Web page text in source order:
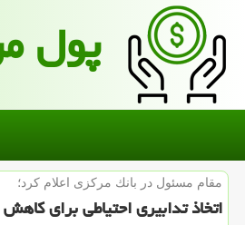
پول
مقام مسئول در بانك مركزی اعلام كرد؛
اتخاذ تدابیری احتیاطی برای